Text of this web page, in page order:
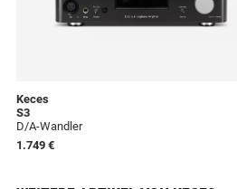
Keces
S3
D/A-Wandler
1.749 €